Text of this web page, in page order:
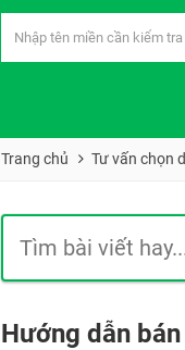
Trang chủ Tư vấn chọn
Hướng dẫn